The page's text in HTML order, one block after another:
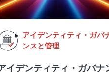
アイデンティティ・ガバ
ンスと管理
イデンティティ・ガバナ